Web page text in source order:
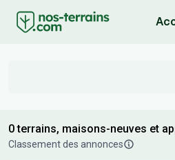
0 terrains, maisons-neuves et
Classement des annonces